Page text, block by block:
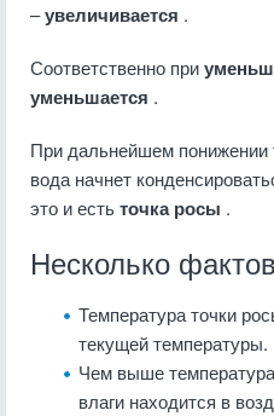
–увеличивается .
Соответственно при
уменьшается .
При дальнейшем понижении
вода начнет
это и естьточка росы .
Несколько
Температура точки
текущей температуры.
Чем выше
влаги находится в